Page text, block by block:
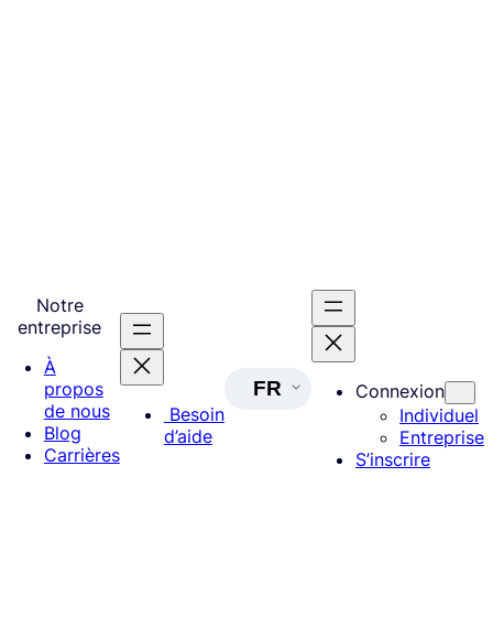
Notre
entreprise
À
propos
de nous
Blog
Carrières
Besoin
d’aide
FR
Connexion
Individuel
Entreprise
S’inscrire